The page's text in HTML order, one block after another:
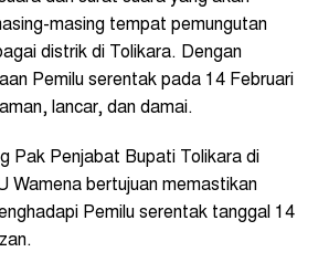
masing tempat pemungutan
distrik di Tolikara. Dengan
Pemilu serentak pada 14 Februari
lancar, dan damai.
Pak Penjabat Bupati Tolikara di
Wamena bertujuan memastikan
Pemilu serentak tanggal 14